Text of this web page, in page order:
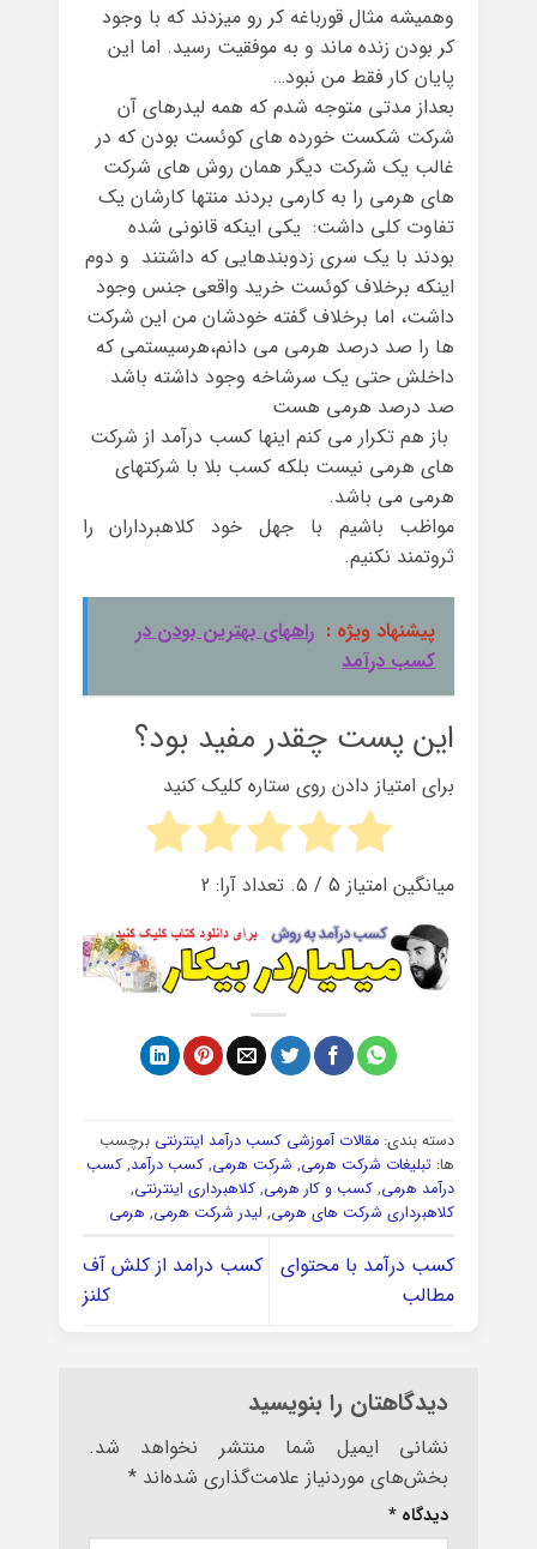
وهمیشه مثال قورباغه کر رو میزدند که با وجود
کر بودن زنده ماند و به موفقیت رسید. اما این
پایان کار فقط من نبود…
بعداز مدتی متوجه شدم که همه لیدرهای آن
شرکت شکست خورده های کوئست بودن که در
غالب یک شرکت دیگر همان روش های شرکت
های هرمی را به کارمی بردند منتها کارشان یک
تفاوت کلی داشت: یکی اینکه قانونی شده
بودند با یک سری زدوبندهایی که داشتند و دوم
اینکه برخلاف کوئست خرید واقعی جنس وجود
داشت، اما برخلاف گفته خودشان من این شرکت
ها را صد درصد هرمی می دانم،هرسیستمی که
داخلش حتی یک سرشاخه وجود داشته باشد
صد درصد هرمی هست
باز هم تکرار می کنم اینها کسب درآمد از شرکت
های هرمی نیست بلکه کسب بلا با شرکتهای
هرمی می باشد.
مواظب باشیم با جهل خود کلاهبرداران را
ثروتمند نکنیم.
پیشنهاد ویژه : راههای بهترین بودن در
کسب درآمد
این پست چقدر مفید بود؟
برای امتیاز دادن روی ستاره کلیک کنید
میانگین امتیاز 5/ ۵. تعداد آرا: 2
دسته بندی: مقالات آموزشی کسب درآمد اینترنتی برچسب
ها: تبلیغات شرکت هرمی, شرکت هرمی, کسب درآمد, کسب
درآمد هرمی, کسب و کار هرمی, کلاهبرداری اینترنتی,
کلاهبرداری شرکت های هرمی, لیدر شرکت هرمی, هرمی
کسب درآمد با محتوای
مطالب
کسب درامد از کلش آف
کلنز
دیدگاهتان را بنویسید
نشانی ایمیل شما منتشر نخواهد شد.
بخش‌های موردنیاز علامت‌گذاری شده‌اند *
دیدگاه *